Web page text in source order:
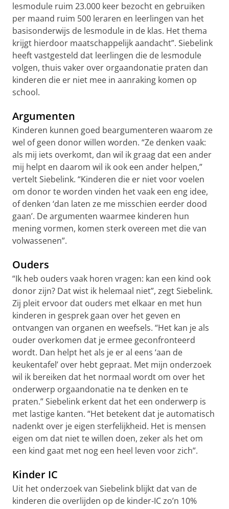
lesmodule ruim 23.000 keer bezocht en gebruiken
per maand ruim 500 leraren en leerlingen van het
basisonderwijs de lesmodule in de klas. Het thema
krijgt hierdoor maatschappelijk aandacht”. Siebelink
heeft vastgesteld dat leerlingen die de lesmodule
volgen, thuis vaker over orgaandonatie praten dan
kinderen die er niet mee in aanraking komen op
school.
Argumenten
Kinderen kunnen goed beargumenteren waarom ze
wel of geen donor willen worden. “Ze denken vaak:
als mij iets overkomt, dan wil ik graag dat een ander
mij helpt en daarom wil ik ook een ander helpen,”
vertelt Siebelink. “Kinderen die er niet voor voelen
om donor te worden vinden het vaak een eng idee,
of denken ‘dan laten ze me misschien eerder dood
gaan’. De argumenten waarmee kinderen hun
mening vormen, komen sterk overeen met die van
volwassenen”.
Ouders
“Ik heb ouders vaak horen vragen: kan een kind ook
donor zijn? Dat wist ik helemaal niet”, zegt Siebelink.
Zij pleit ervoor dat ouders met elkaar en met hun
kinderen in gesprek gaan over het geven en
ontvangen van organen en weefsels. “Het kan je als
ouder overkomen dat je ermee geconfronteerd
wordt. Dan helpt het als je er al eens ‘aan de
keukentafel’ over hebt gepraat. Met mijn onderzoek
wil ik bereiken dat het normaal wordt om over het
onderwerp orgaandonatie na te denken en te
praten.” Siebelink erkent dat het een onderwerp is
met lastige kanten. “Het betekent dat je automatisch
nadenkt over je eigen sterfelijkheid. Het is mensen
eigen om dat niet te willen doen, zeker als het om
een kind gaat met nog een heel leven voor zich”.
Kinder IC
Uit het onderzoek van Siebelink blijkt dat van de
kinderen die overlijden op de kinder-IC zo’n 10%